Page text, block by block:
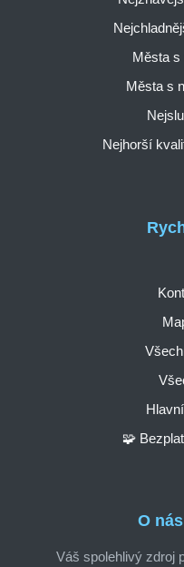
O
Váš spolehlivý zdroj
🧩
Města s
Města s
Nejhorší